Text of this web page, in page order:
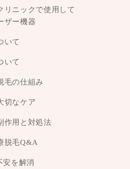
リニックで使用して
ザー機器
いて
いて
毛の仕組み
切なケア
作用と対処法
脱毛Q&A
安を解消